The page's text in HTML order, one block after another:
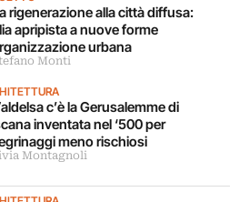
rigenerazione alla città diffusa:
apripista a nuove forme
urbana
Monti
c’è la Gerusalemme di
inventata nel ‘500 per
meno rischiosi
Montagnoli